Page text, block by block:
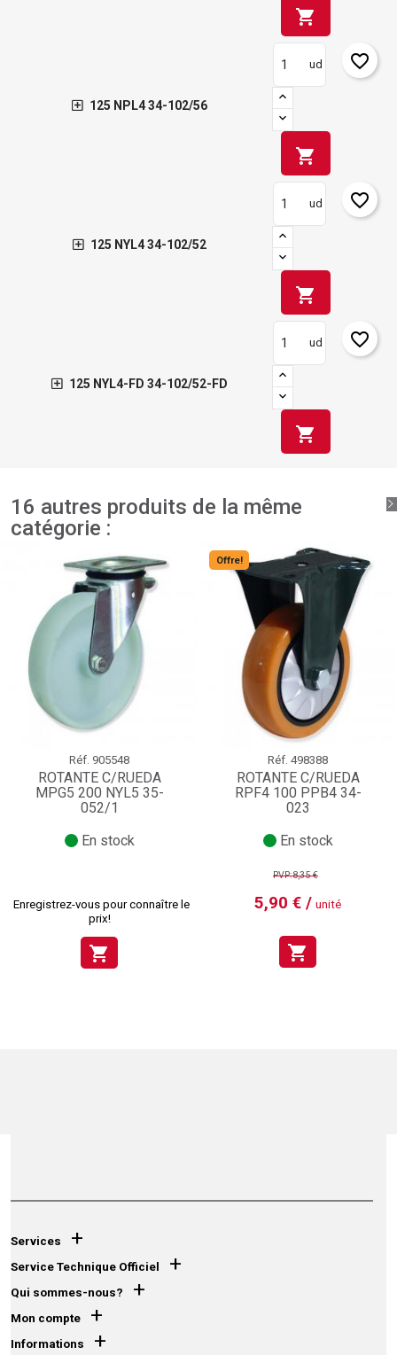
shopping_cart
125 NPL4 34-102/56
ud
shopping_cart
favorite_border
125 NYL4 34-102/52
ud
shopping_cart
favorite_border
125 NYL4-FD 34-102/52-FD
ud
shopping_cart
favorite_border
16 autres produits de la même
catégorie :
Réf. 905548
ROTANTE C/RUEDA
MPG5 200 NYL5 35-
052/1
En stock
Enregistrez-vous pour connaître le
prix!
shopping_cart
Offre!
Réf. 498388
ROTANTE C/RUEDA
RPF4 100 PPB4 34-
023
En stock
PVP:8,35 €
5,90 € / unité
shopping_cart
Services +
Service Technique Officiel +
Qui sommes-nous? +
Mon compte +
Informations +